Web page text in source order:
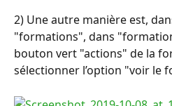
2) Une autre manière est,
"formations", dans
bouton vert "actions" de la
sélectionner l’option "voir le